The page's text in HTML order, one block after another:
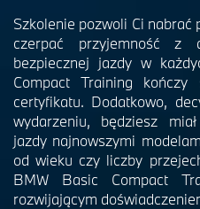
Szkolenie pozwoli Ci nabrać
czerpać przyjemność z
bezpiecznej jazdy w
Compact Training
certyfikatu. Dodatkowo,
wydarzeniu, będziesz
jazdy najnowszymi
od wieku czy liczby
BMW Basic Compact
rozwijającym